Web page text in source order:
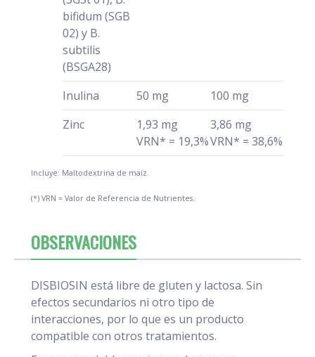
bifidum (SGB
02) y B.
subtilis
(BSGA28)
Inulina
50 mg
100 mg
Zinc
1,93 mg
VRN* = 19,3%
3,86 mg
VRN* = 38,6%
Incluye: Maltodextrina de maíz.
(*) VRN = Valor de Referencia de Nutrientes.
OBSERVACIONES
DISBIOSIN está libre de gluten y lactosa. Sin
efectos secundarios ni otro tipo de
interacciones, por lo que es un producto
compatible con otros tratamientos.